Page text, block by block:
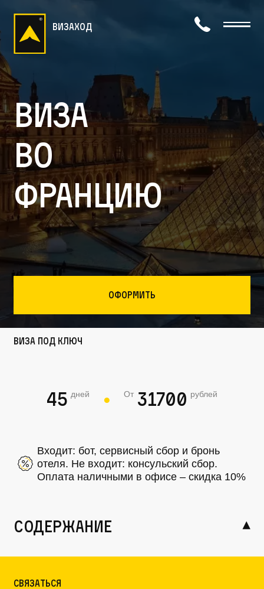
визаход
Виза
во
Францию
Оформить
Виза под ключ
45 дней ● От 31700 рублей
Входит: бот, сервисный сбор и бронь
отеля. Не входит: консульский сбор.
Оплата наличными в офисе – скидка 10%
содержание
связаться